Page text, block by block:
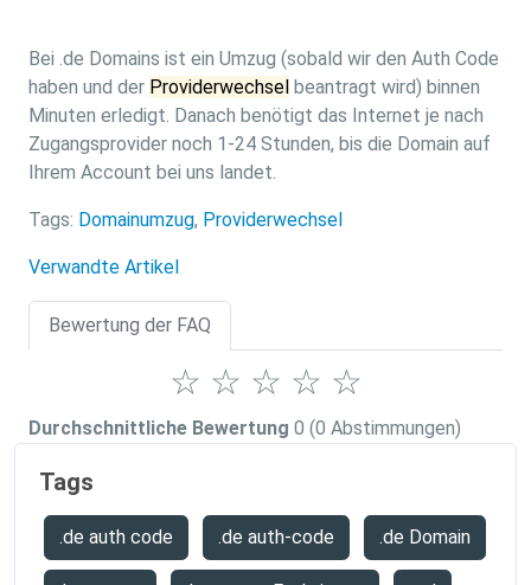
Bei .de Domains ist ein Umzug (sobald wir den Auth Code
haben und der Providerwechsel beantragt wird) binnen
Minuten erledigt. Danach benötigt das Internet je nach
Zugangsprovider noch 1-24 Stunden, bis die Domain auf
Ihrem Account bei uns landet.
Tags: Domainumzug, Providerwechsel
Verwandte Artikel
Bewertung der FAQ
☆
☆
☆
☆
☆
Durchschnittliche Bewertung 0 (0 Abstimmungen)
Tags
.de auth code .de auth-code .de Domain